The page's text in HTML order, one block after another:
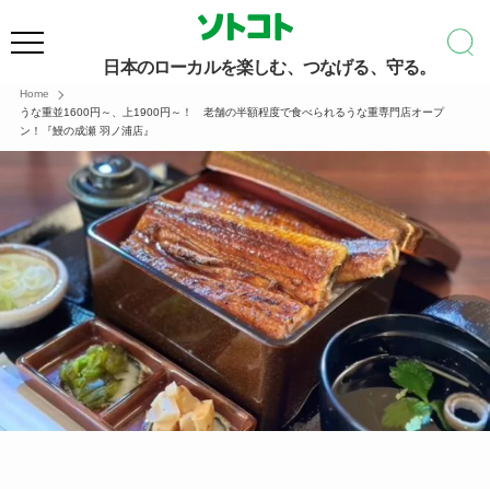
日本のローカルを楽しむ、つなげる、守る。
Home
うな重並1600円～、上1900円～！ 老舗の半額程度で食べられるうな重専門店オープ
ン！『鰻の成瀬 羽ノ浦店』